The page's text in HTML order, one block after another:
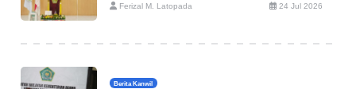
Ferizal M. Latopada 24 Jul 2026
Berita Kanwil